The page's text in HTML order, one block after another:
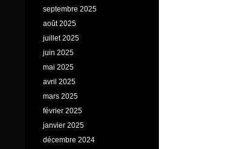
septembre 2025
août 2025
juillet 2025
juin 2025
mai 2025
avril 2025
mars 2025
février 2025
janvier 2025
décembre 2024